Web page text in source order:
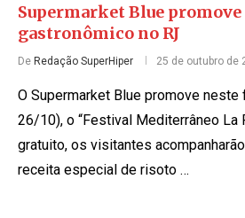
Supermarket Blue
gastronômico no RJ
De Redação SuperHiper 25 de outubro de
O Supermarket Blue promove neste
26/10), o “Festival Mediterrâneo La
gratuito, os visitantes
receita especial de risoto …